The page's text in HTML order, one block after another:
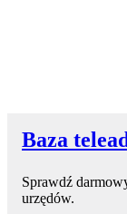
Baza
Sprawdź
urzędów.